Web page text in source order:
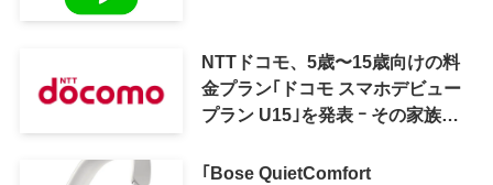
NTTドコモ、5歳〜15歳向けの料
金プラン｢ドコモ スマホデビュー
プラン U15｣を発表 ｰ その家族が
｢Bose QuietComfort